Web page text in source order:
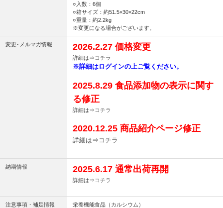
○入数：6個
○箱サイズ：約51.5×30×22cm
○重量：約2.2kg
※変更になる場合がございます。
変更･メルマガ情報 2026.2.27 価格変更
詳細は⇒ コチラ
※詳細はログインの上ご覧ください。
2025.8.29 食品添加物の表示に関す
る修正
詳細は⇒ コチラ
2020.12.25 商品紹介ページ修正
詳細は⇒ コチラ
納期情報 2025.6.17 通常出荷再開
詳細は⇒ コチラ
注意事項・補足情報
栄養機能食品（カルシウム）